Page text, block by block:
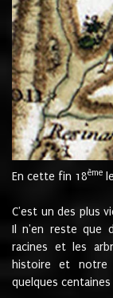
En cette fin 18ème
C'est un des plus
Il n'en reste que
racines et les
histoire et notre
quelques